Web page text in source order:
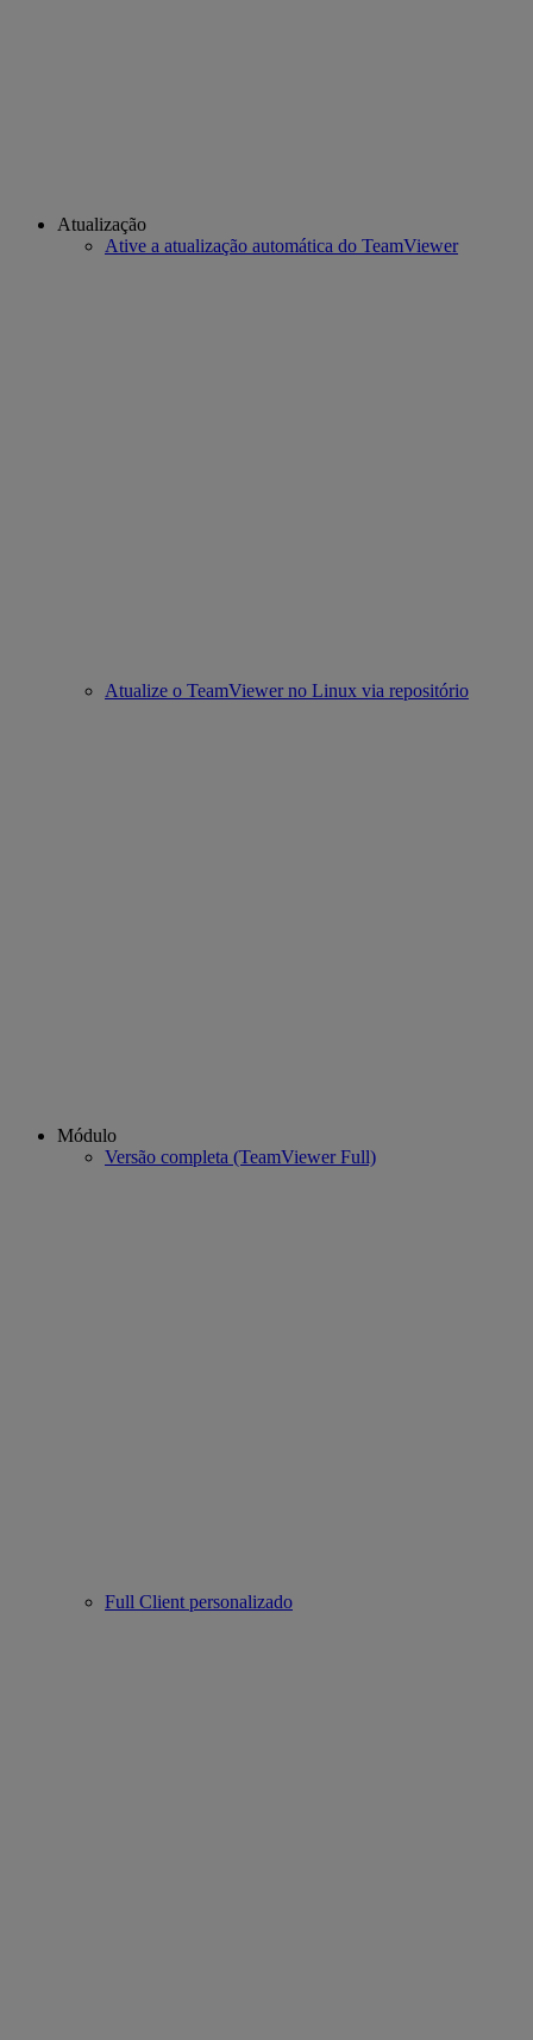
Atualização
Ative a atualização automática do TeamViewer
Atualize o TeamViewer no Linux via repositório
Módulo
Versão completa (TeamViewer Full)
Full Client personalizado